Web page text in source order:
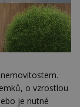
o vzrostlou
je nutné